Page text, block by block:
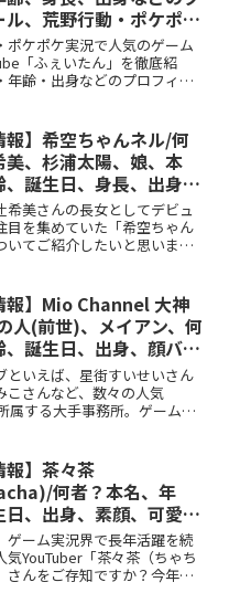
ル、荒野行動・ポケポケ
チャンネル紹
ポケポケ実況で人気のゲーム
「ふぇいたん」を徹底紹
年齢・出身などのプロフィー
なゲーム、SNSと最近の活動
事実を中心にまとめました。
報】希空ちゃんネル/何
美、杉浦太陽、娘、本
、誕生日、身長、出身、
ロフィール、YouTube
ル紹介！
希美さんの長女としてデビュ
目を集めていた「希空ちゃん
いてご紹介したいと思いま
ている辻希美さんの長女・希
さん。これ...
報】Mio Channel 大神
人(前世)、メイアン、何
、誕生日、出身、顔バ
イブなどのプロフィー
チャンネル紹介！
といえば、星街すいせいさん
こさんなど、数々の人気
属する大手事務所。ゲーム実
ーム実況をメインに活動する
ホロライブ...
報】茶々茶
何者？本名、年
日、出身、素顔、可愛
などのプロフィール、
チャンネル紹介！
ゲーム実況界で長年活躍を続
気YouTuber「茶々茶（ちゃち
さんをご存知ですか？今年で